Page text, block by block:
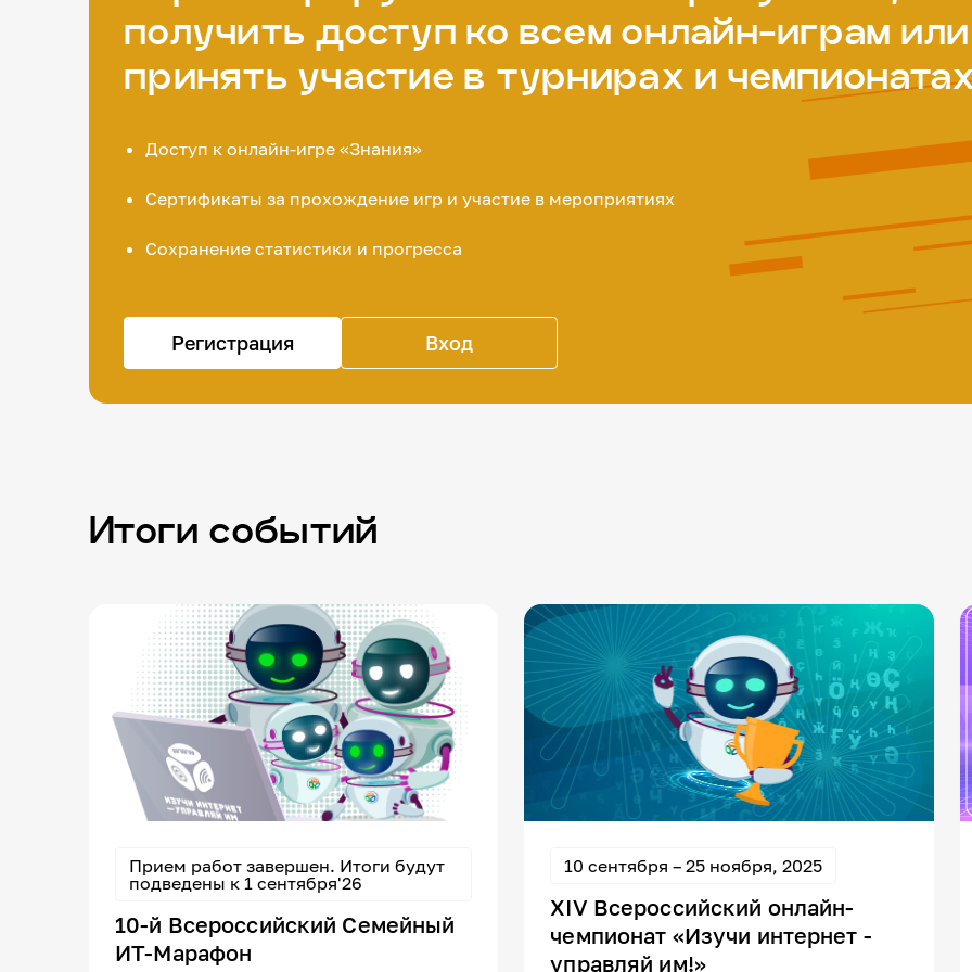
получить доступ ко всем онлайн-играм или
принять участие в турнирах и
Доступ к онлайн-игре «Знания»
Сертификаты за прохождение игр и участие в мероприятиях
Сохранение статистики и прогресса
Регистрация Вход
Итоги событий
Прием работ завершен. Итоги будут
подведены к 1 сентября'26
10-й Всероссийский Семейный
ИТ-Марафон
10 сентября – 25 ноября, 2025
XIV Всероссийский онлайн-
чемпионат «Изучи интернет -
управляй им!»